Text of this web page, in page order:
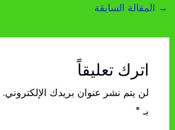
→ المقالة السابقة
اترك تعليقاً
لن يتم نشر عنوان بريدك الإلكتروني.
بـ *